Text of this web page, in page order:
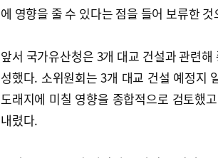
에 영향을 줄 수 있다는 점을 들어 보류한
앞서 국가유산청은 3개 대교 건설과 관련
성했다. 소위원회는 3개 대교 건설 예정지
도래지에 미칠 영향을 종합적으로 검토했
내렸다.